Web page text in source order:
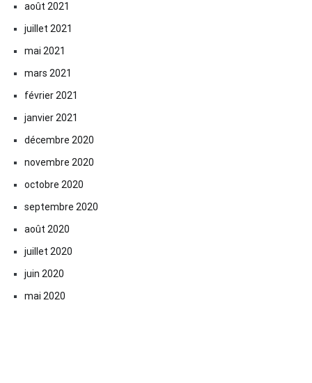
août 2021
juillet 2021
mai 2021
mars 2021
février 2021
janvier 2021
décembre 2020
novembre 2020
octobre 2020
septembre 2020
août 2020
juillet 2020
juin 2020
mai 2020